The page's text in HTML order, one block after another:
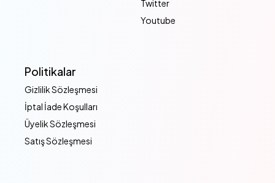
Twitter
Youtube
Politikalar
Gizlilik Sözleşmesi
İptal İade Koşulları
Üyelik Sözleşmesi
Satış Sözleşmesi